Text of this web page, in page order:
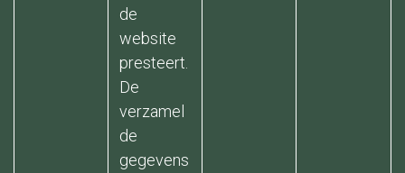
de
website
presteert.
De
verzamel
de
gegevens